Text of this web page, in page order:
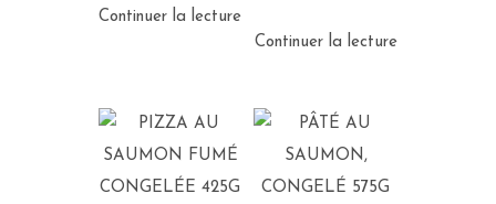
Continuer la lecture
Continuer la lecture